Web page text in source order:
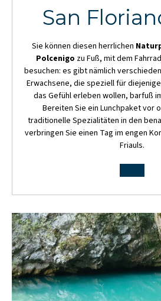
San
Sie können diesen herrlichen
Polcenigo zu Fuß, mit dem
besuchen: es gibt nämlich
Erwachsene, die speziell für
das Gefühl erleben wollen, barfuß
Bereiten Sie ein Lunchpaket vor
traditionelle Spezialitäten in den
verbringen Sie einen Tag im engen
Friauls.